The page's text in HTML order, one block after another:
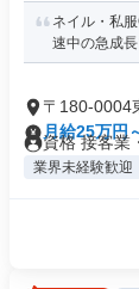
ネイル・私
速中の急成
〒180-0004
月給25万円
資格 接客業
業界未経験歓迎